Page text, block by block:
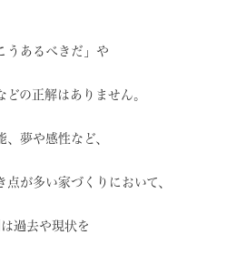
うあるべきだ」や
どの正解はありません。
、夢や感性など、
点が多い家づくりにおいて、
過去や現状を